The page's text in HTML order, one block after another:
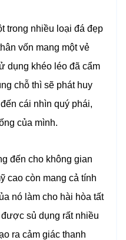
trong nhiều loại đá đẹp
vốn mang một vẻ
dụng khéo léo đã cẩm
chỗ thì sẽ phát huy
cái nhìn quý phái,
của mình.
đến cho không gian
cao còn mang cả tính
nó làm cho hài hòa tất
sủ dụng rất nhiều
ra cảm giác thanh